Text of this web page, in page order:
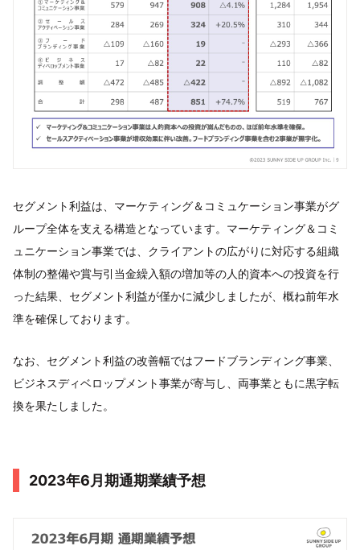
セグメント利益は、マーケティング＆コミュケーション事業がグ
ループ全体を支える構造となっています。マーケティング＆コミ
ュニケーション事業では、クライアントの広がりに対応する組織
体制の整備や賞与引当金繰入額の増加等の人的資本への投資を行
った結果、セグメント利益が僅かに減少しましたが、概ね前年水
準を確保しております。
なお、セグメント利益の改善幅ではフードブランディング事業、
ビジネスディベロップメント事業が寄与し、両事業ともに黒字転
換を果たしました。
2023年6月期通期業績予想